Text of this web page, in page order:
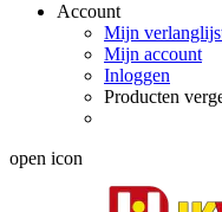
Account
Mijn
Mijn account
Inloggen
Producten
open icon